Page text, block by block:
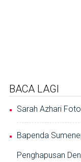
BACA LAGI
Sarah Azhari
Bapenda
Penghapusan